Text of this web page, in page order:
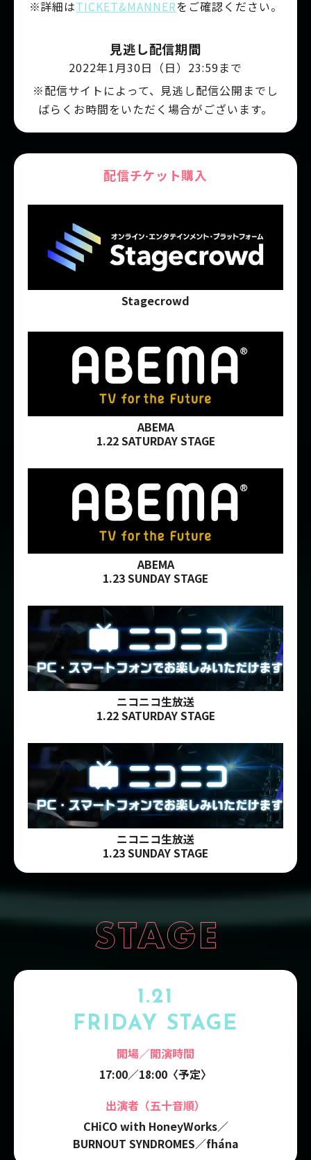
※詳細はTICKET&MANNERをご確認ください。
見逃し配信期間
2022年1月30日（日）23:59まで
※配信サイトによって、見逃し配信公開までし
ばらくお時間をいただく場合がございます。
配信チケット購入
Stagecrowd
ABEMA
1.22 SATURDAY STAGE
ABEMA
1.23 SUNDAY STAGE
ニコニコ生放送
1.22 SATURDAY STAGE
ニコニコ生放送
1.23 SUNDAY STAGE
1.21
FRIDAY STAGE
開場／開演時間
17:00／18:00〈予定〉
出演者（五十音順）
CHiCO with HoneyWorks／
BURNOUT SYNDROMES／fhána